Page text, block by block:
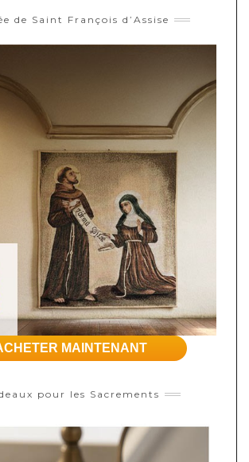
de Saint François d’Assise
MAINTENANT
pour les Sacrements